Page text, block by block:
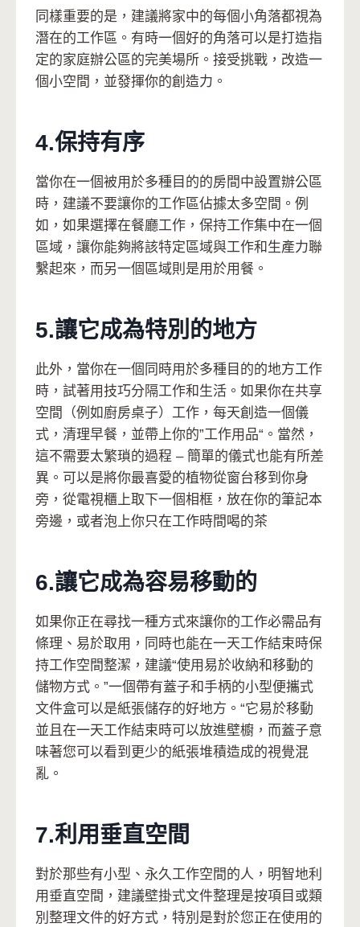
同樣重要的是，建議將家中的每個小角落都視為
潛在的工作區。有時一個好的角落可以是打造指
定的家庭辦公區的完美場所。接受挑戰，改造一
個小空間，並發揮你的創造力。
4.保持有序
當你在一個被用於多種目的的房間中設置辦公區
時，建議不要讓你的工作區佔據太多空間。例
如，如果選擇在餐廳工作，保持工作集中在一個
區域，讓你能夠將該特定區域與工作和生產力聯
繫起來，而另一個區域則是用於用餐。
5.讓它成為特別的地方
此外，當你在一個同時用於多種目的的地方工作
時，試著用技巧分隔工作和生活。如果你在共享
空間（例如廚房桌子）工作，每天創造一個儀
式，清理早餐，並帶上你的”工作用品“。當然，
這不需要太繁瑣的過程 – 簡單的儀式也能有所差
異。可以是將你最喜愛的植物從窗台移到你身
旁，從電視櫃上取下一個相框，放在你的筆記本
旁邊，或者泡上你只在工作時間喝的茶
6.讓它成為容易移動的
如果你正在尋找一種方式來讓你的工作必需品有
條理、易於取用，同時也能在一天工作結束時保
持工作空間整潔，建議“使用易於收納和移動的
儲物方式。”一個帶有蓋子和手柄的小型便攜式
文件盒可以是紙張儲存的好地方。“它易於移動
並且在一天工作結束時可以放進壁櫥，而蓋子意
味著您可以看到更少的紙張堆積造成的視覺混
亂。
7.利用垂直空間
對於那些有小型、永久工作空間的人，明智地利
用垂直空間，建議壁掛式文件整理是按項目或類
別整理文件的好方式，特別是對於您正在使用的